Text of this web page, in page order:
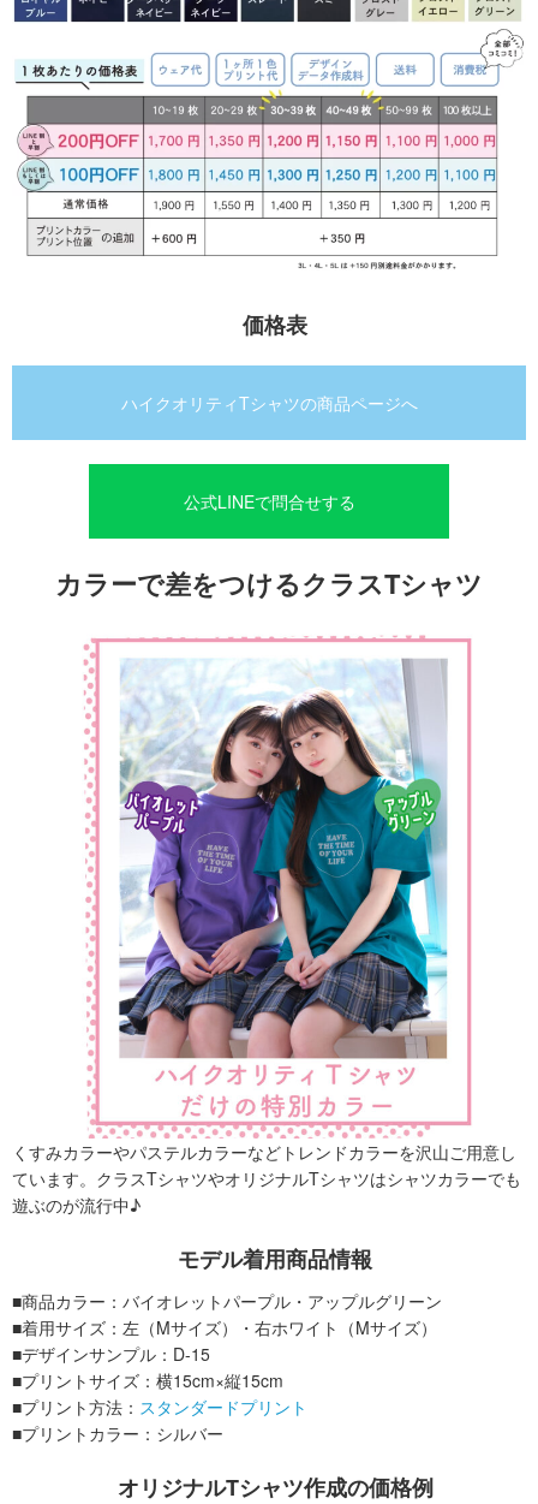
価格表
ハイクオリティTシャツの商品ページへ
公式LINEで問合せする
カラーで差をつけるクラスTシャツ
くすみカラーやパステルカラーなどトレンドカラーを沢山ご用意し
ています。クラスTシャツやオリジナルTシャツはシャツカラーでも
遊ぶのが流行中♪
モデル着用商品情報
■商品カラー：バイオレットパープル・アップルグリーン
■着用サイズ：左（Mサイズ）・右ホワイト（Mサイズ）
■デザインサンプル：D-15
■プリントサイズ：横15cm×縦15cm
■プリント方法： スタンダードプリント
■プリントカラー：シルバー
オリジナルTシャツ作成の価格例